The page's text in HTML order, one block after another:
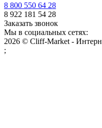
8 800 550 64 28
8 922 181 54 28
Заказать звонок
Мы в социальных сетях:
2026 © Cliff-Market -
;